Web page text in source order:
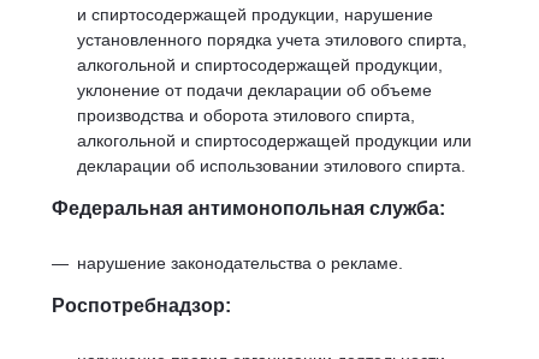
и спиртосодержащей продукции, нарушение
установленного порядка учета этилового спирта,
алкогольной и спиртосодержащей продукции,
уклонение от подачи декларации об объеме
производства и оборота этилового спирта,
алкогольной и спиртосодержащей продукции или
декларации об использовании этилового спирта.
Федеральная антимонопольная служба:
нарушение законодательства о рекламе.
Роспотребнадзор: